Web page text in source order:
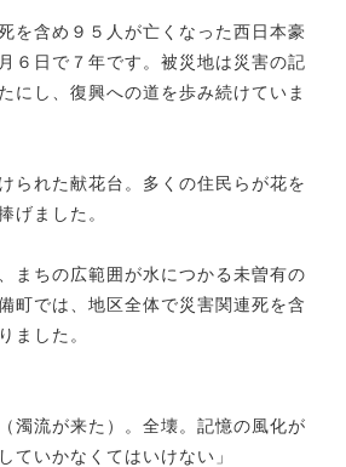
を含め９５人が亡くなった西日本豪
６日で７年です。被災地は災害の記
にし、復興への道を歩み続けていま
られた献花台。多くの住民らが花を
げました。
まちの広範囲が水につかる未曽有の
町では、地区全体で災害関連死を含
ました。
濁流が来た）。全壊。記憶の風化が
ていかなくてはいけない」